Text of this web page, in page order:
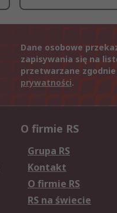
Dane osobowe
zapisywania się na
przetwarzane zgodnie
prywatności.
O firmie RS
Grupa RS
Kontakt
O firmie RS
RS na świecie